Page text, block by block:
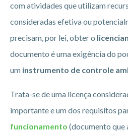
com atividades que utilizam
consideradas efetiva ou
precisam, por lei, obter o
documento é uma exigência do
um instrumento de controle
Trata-se de uma licença
importante e um dos requisitos
funcionamento (documento que